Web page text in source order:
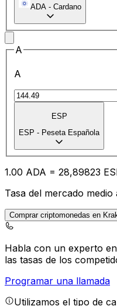
ADA - Cardano
A
A
ESP
ESP - Peseta Española
1.00 ADA = 28,89823
Tasa del mercado medio
Comprar criptomonedas en
Habla con un experto
las tasas de los
Programar una llamada
Utilizamos el tipo de